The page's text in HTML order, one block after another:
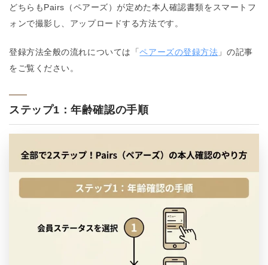
どちらもPairs（ペアーズ）が定めた本人確認書類をスマートフ
ォンで撮影し、アップロードする方法です。
登録方法全般の流れについては「ペアーズの登録方法 」の記事
をご覧ください。
ステップ1：年齢確認の手順